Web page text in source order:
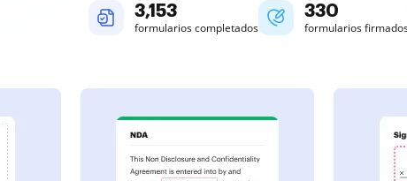
3,154
formularios completados
330
formularios